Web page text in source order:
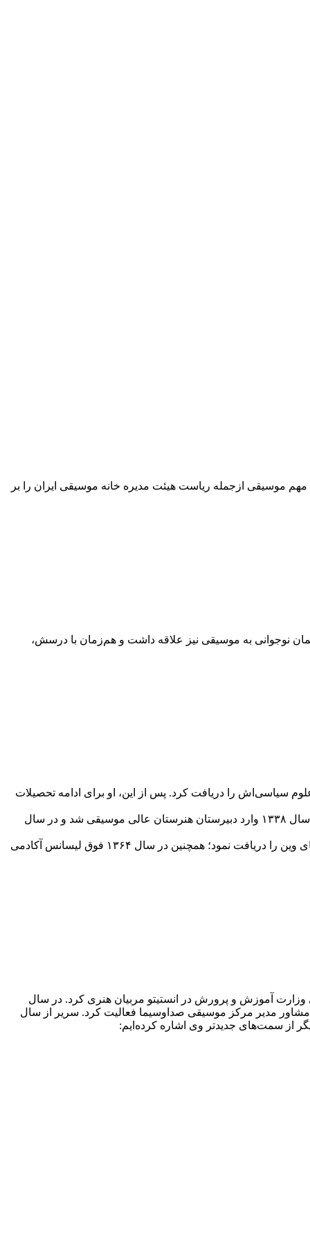
موسیقی ازجمله ریاست هیئت مدیره خانه موسیقی ایران را بر
او از همان نوجوانی به موسیقی نیز علاقه داشت و هم‌زمان با درسش،
سیاسی‌اش را دریافت کرد. پس از این، او برای ادامه تحصیلات
محمد سریر فقط تحصیلات در زمینه اقتصاد و علوم سیاسی ندارد؛ بلکه در زمینه موسیقی هم مدارج بالای تحصیلی را طی کرده است. او در سال ۱۳۳۸ وارد دبیرستان هنرستان عالی موسیقی شد و در سال
محمد سریر برای ادامه تحصیل در رشته موسیقی مجدد به وین سفر کرد و در سال ۱۳۵۷ لیسانس آهنگسازی آکادمی موسیقی و هنرهای زیبای وین را دریافت نمود؛ همچنین در سال ۱۳۶۴ فوق لیسانس آکادمی
تا ۱۳۵۰ نیز سریر شروع به تدریس به مربیان هنری وزارت آموزش و پرورش در انستیتو مربیان هنری کرد. در سال
در سازمان رادیو و تلویزیون منصوب شد. او از سال ۱۳۵۶ تا ۱۳۷۱ به‌عنوان آهنگساز و مشاور مدیر مرکز موسیقی صداوسیما فعالیت کرد. سریر از سال